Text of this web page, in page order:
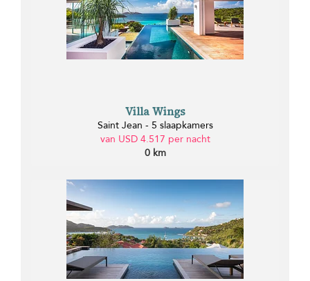
Villa Wings
Saint Jean - 5 slaapkamers
van USD 4.517 per nacht
0 km